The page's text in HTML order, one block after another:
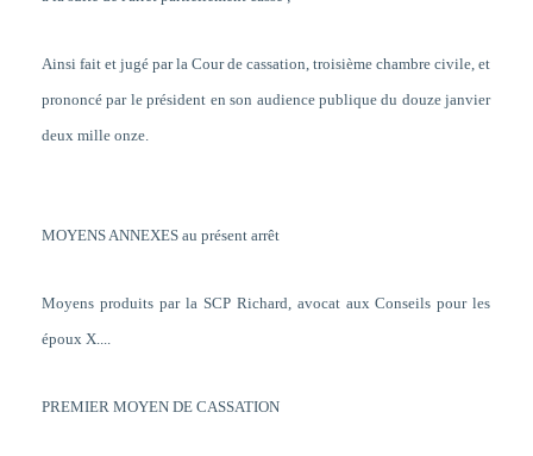
Ainsi fait et jugé par la Cour de cassation, troisième chambre civile, et
prononcé par le président en son audience publique du douze janvier
deux mille onze.
MOYENS ANNEXES au présent arrêt
Moyens produits par la SCP Richard, avocat aux Conseils pour les
époux X....
PREMIER MOYEN DE CASSATION